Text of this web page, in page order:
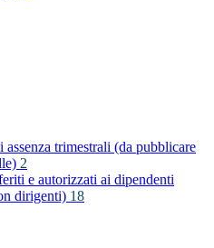
assenza trimestrali (da pubblicare
2
e autorizzati ai dipendenti
dirigenti) 18